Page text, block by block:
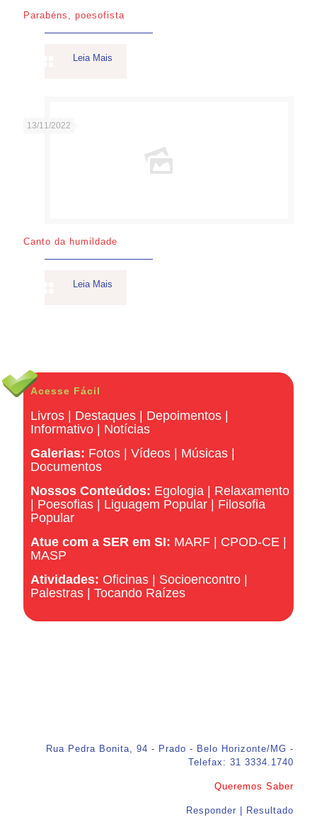
Parabéns, poesofista
Leia Mais
13/11/2022
Canto da humildade
Leia Mais
Acesse Fácil
Livros Destaques Depoimentos
Informativo
Notícias
Galerias: Fotos Vídeos Músicas
Documentos
Nossos Conteúdos: Egologia
Relaxamento
Poesofias Liguagem Popular
Filosofia
Popular
Atue com a SER em SI: MARF CPOD-CE
MASP
Atividades: Oficinas Socioencontro
Palestras
Tocando Raízes
Rua Pedra Bonita, 94 - Prado - Belo Horizonte/MG -
Telefax: 31 3334.1740
Queremos Saber
Responder | Resultado